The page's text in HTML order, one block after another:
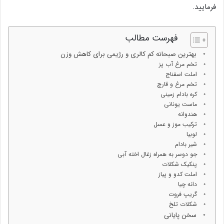
فرمایید.
فهرست مطالب
بهترین صبحانه کم کالری و رژیمی برای کاهش وزن
تخم مرغ آب پز
املت اسفناج
تخم مرغ و قارچ
کره بادام زمینی
ماست یونانی
هندوانه
ترکیب موز و عسل
لوبیا
شیر بادام
جو دوسر به همراه زغال اخته آبی
پنکیک شکلات
املت کدو و پیاز
دانه چیا
گریپ فروت
شکلات تلخ
سخن پایانی